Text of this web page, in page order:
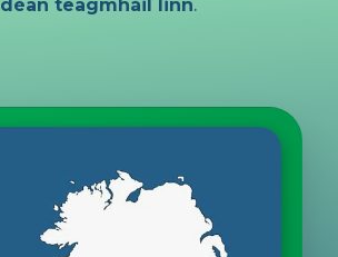
déan teagmháil linn.